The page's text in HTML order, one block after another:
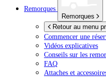
Remorques
Remorques
Retour au menu
Commencer une
Vidéos explicatives
Conseils sur les
FAQ
Attaches et